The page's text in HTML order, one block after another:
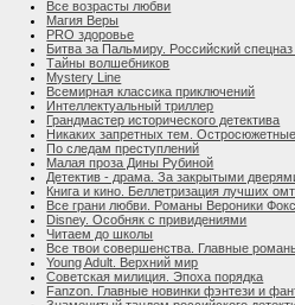
Все возрасты любви
Магия Веры
PRO здоровье
Битва за Пальмиру. Российский
Тайны волшебников
Mystery Line
Всемирная классика приключений
Интеллектуальный триллер
Грандмастер исторического детектива
Никаких запретных тем.
По следам преступлений
Малая проза Дины Рубиной
Детектив - драма. За закрытыми
Книга и кино. Беллетризация лучших
Все грани любви. Романы Вероники
Disney. Особняк с привидениями
Читаем до школы
Все твои совершенства. Главные
Young Adult. Верхний мир
Советская милиция. Эпоха порядка
Fanzon. Главные новинки фэнтези и